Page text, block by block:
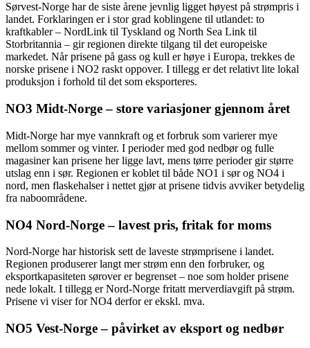
Sørvest-Norge har de siste årene jevnlig ligget høyest på strømpris i
landet. Forklaringen er i stor grad koblingene til utlandet: to
kraftkabler – NordLink til Tyskland og North Sea Link til
Storbritannia – gir regionen direkte tilgang til det europeiske
markedet. Når prisene på gass og kull er høye i Europa, trekkes de
norske prisene i NO2 raskt oppover. I tillegg er det relativt lite lokal
produksjon i forhold til det som eksporteres.
NO3 Midt-Norge – store variasjoner gjennom året
Midt-Norge har mye vannkraft og et forbruk som varierer mye
mellom sommer og vinter. I perioder med god nedbør og fulle
magasiner kan prisene her ligge lavt, mens tørre perioder gir større
utslag enn i sør. Regionen er koblet til både NO1 i sør og NO4 i
nord, men flaskehalser i nettet gjør at prisene tidvis avviker betydelig
fra naboområdene.
NO4 Nord-Norge – lavest pris, fritak for moms
Nord-Norge har historisk sett de laveste strømprisene i landet.
Regionen produserer langt mer strøm enn den forbruker, og
eksportkapasiteten sørover er begrenset – noe som holder prisene
nede lokalt. I tillegg er Nord-Norge fritatt merverdiavgift på strøm.
Prisene vi viser for NO4 derfor er ekskl. mva.
NO5 Vest-Norge – påvirket av eksport og nedbør